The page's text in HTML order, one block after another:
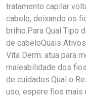
tratamento capilar
cabelo, deixando os
brilho.Para Qual Tipo
de cabeloQuais
Vita Derm: atua para
maleabilidade dos
de cuidados.Qual o
uso, espere fios mais